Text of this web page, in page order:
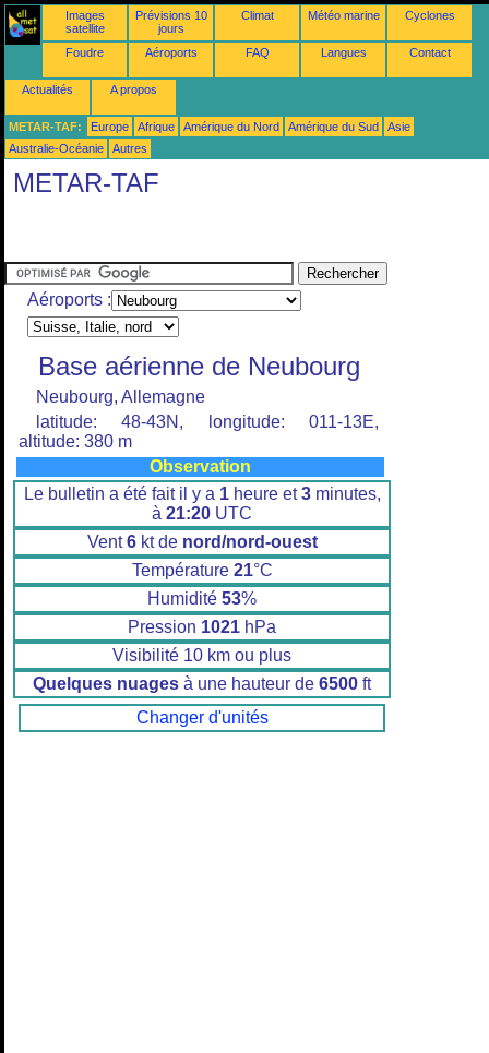
Images
satellite
Prévisions 10
jours
Climat Météo marine Cyclones
Foudre Aéroports FAQ Langues Contact
Actualités A propos
METAR-TAF: Europe Afrique Amérique du Nord Amérique du Sud
Asie
Australie-Océanie
Autres
METAR-TAF
Aéroports :
Base aérienne de Neubourg
Neubourg, Allemagne
latitude: 48-43N, longitude: 011-13E,
altitude: 380 m
Observation
Le bulletin a été fait il y a 1heure et3minutes,
à 21:20 UTC
Vent6kt de nord/nord-ouest
Température 21°C
Humidité 53%
Pression 1021 hPa
Visibilité 10 km ou plus
Quelques nuages à une hauteur de 6500 ft
Changer d'unités